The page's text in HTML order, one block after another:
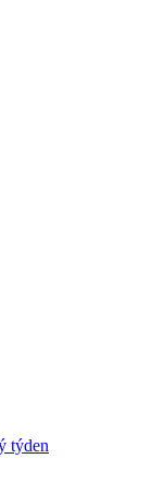
týden